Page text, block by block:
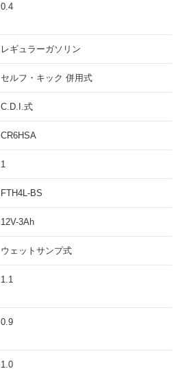
0.4
レギュラーガソリン
セルフ・キック 併用式
C.D.I.式
CR6HSA
1
FTH4L-BS
12V-3Ah
ウェットサンプ式
1.1
0.9
1.0